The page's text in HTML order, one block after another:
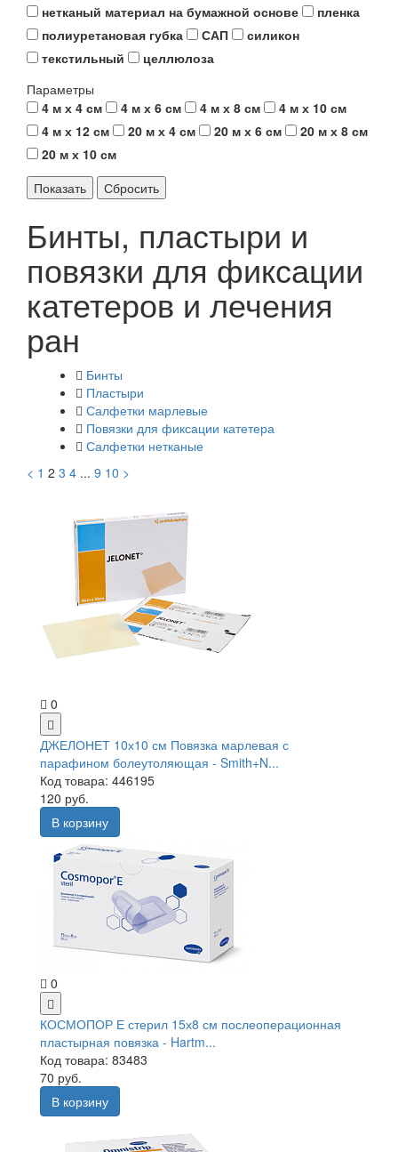
нетканый материал на бумажной основе
пленка
полиуретановая губка
САП
силикон
текстильный
целлюлоза
Параметры
4 м х 4 см
4 м х 6 см 4 м х 8 см
4 м х 10 см
4 м х 12 см
20 м х 4 см 20 м х 6 см
20 м х 8 см
20 м х 10 см
Бинты, пластыри и
повязки для фиксации
катетеров и лечения
ран
Бинты
Пластыри
Салфетки марлевые
Повязки для фиксации катетера
Салфетки нетканые
< 1 2 3 4 ... 9 10 >
0
ДЖЕЛОНЕТ 10х10 см Повязка марлевая с
парафином болеутоляющая - Smith+N...
Код товара: 446195
120 руб.
В корзину
0
КОСМОПОР Е стерил 15х8 см послеоперационная
пластырная повязка - Hartm...
Код товара: 83483
70 руб.
В корзину